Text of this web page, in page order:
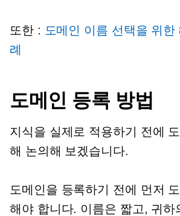
또한 : 도메인 이름 선택을 위
례
도메인 등록 방법
지식을 실제로 적용하기 전에
해 논의해 보겠습니다.
도메인을 등록하기 전에 먼저
해야 합니다. 이름은 짧고, 귀하